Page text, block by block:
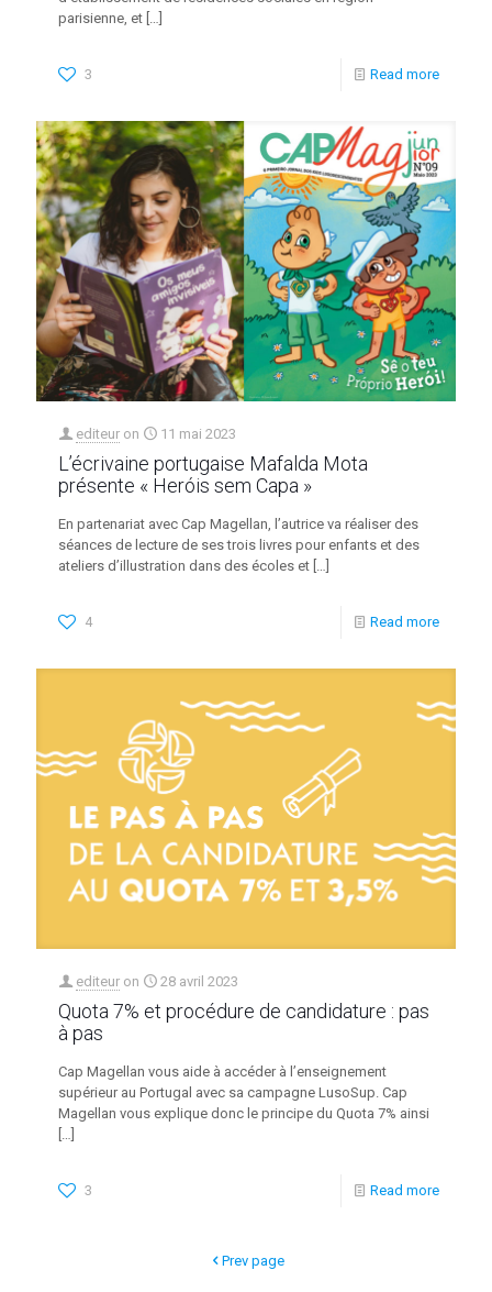
parisienne, et […]
3 Read more
editeur on 11 mai 2023
L’écrivaine portugaise Mafalda Mota
présente « Heróis sem Capa »
En partenariat avec Cap Magellan, l’autrice va réaliser des
séances de lecture de ses trois livres pour enfants et des
ateliers d’illustration dans des écoles et
4 Read more
editeur on 28 avril 2023
Quota 7% et procédure de candidature : pas
à pas
Cap Magellan vous aide à accéder à l’enseignement
supérieur au Portugal avec sa campagne LusoSup. Cap
Magellan vous explique donc le principe du Quota 7% ainsi
[…]
3 Read more
Prev page